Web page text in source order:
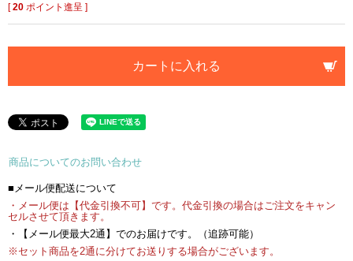
[20 ポイント進呈 ]
カートに入れる
商品についてのお問い合わせ
■メール便配送について
・メール便は【代金引換不可】です。代金引換の場合はご注文をキャン
セルさせて頂きます。
・【メール便最大2通】でのお届けです。（追跡可能）
※セット商品を2通に分けてお送りする場合がございます。